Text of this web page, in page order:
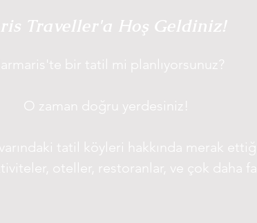
Traveller'a Hoş Geldiniz!
bir tatil mi planlıyorsunuz?
O zaman doğru yerdesiniz!
tatil köyleri hakkında merak
oteller, restoranlar, ve çok daha